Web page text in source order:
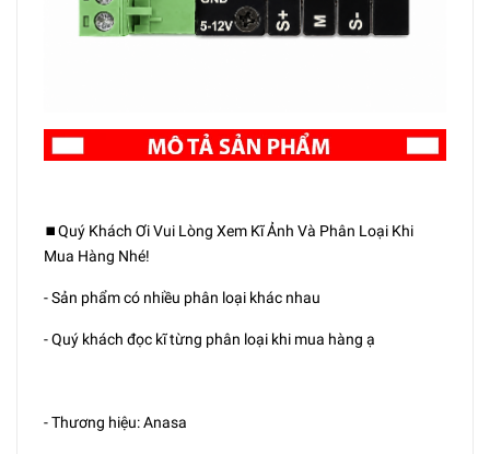
⏹️Quý Khách Ơi Vui Lòng Xem Kĩ Ảnh Và Phân Loại Khi
Mua Hàng Nhé!
- Sản phẩm có nhiều phân loại khác nhau
- Quý khách đọc kĩ từng phân loại khi mua hàng ạ
- Thương hiệu: Anasa